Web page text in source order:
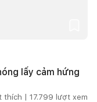
lấy cảm hứng
thích | 17.799 lượt xem